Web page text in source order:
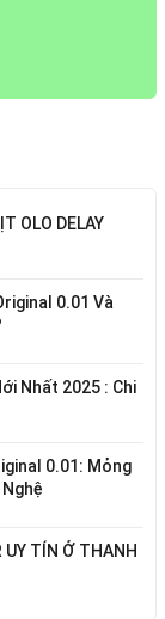
OLO DELAY
0.01 Và
Nhất 2025 : Chi
0.01: Mỏng
UY TÍN Ở THANH